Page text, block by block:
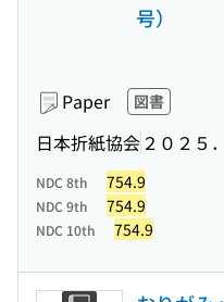
号）
Paper 図書
日本折紙協会 ２０２５
NDC 8th 754.9
NDC 9th 754.9
NDC 10th 754.9